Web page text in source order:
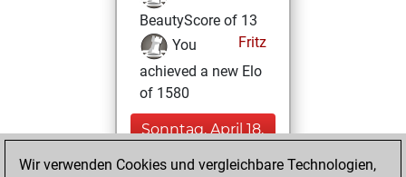
BeautyScore of 13
Fritz
You
achieved a new Elo
of 1580
Sonntag, April 18,
Wir verwenden Cookies und vergleichbare Technologien,